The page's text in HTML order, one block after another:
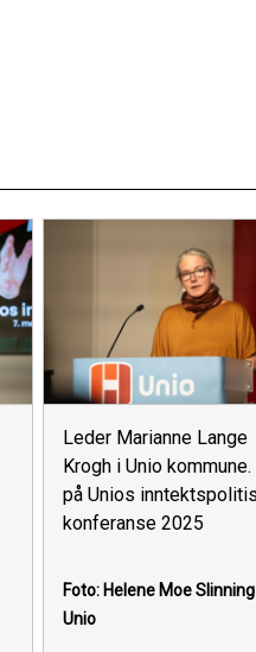
Leder Marianne Lange
Krogh i Unio kommune.
på Unios
konferanse 2025
Foto: Helene Moe
Unio